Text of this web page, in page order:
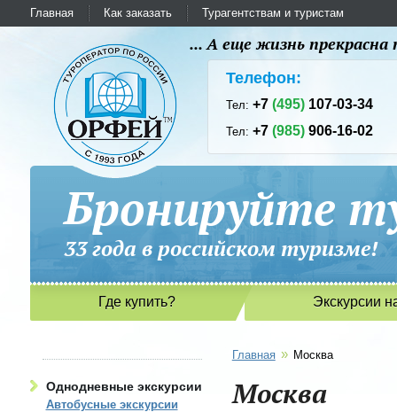
Главная Как заказать Турагентствам и туристам
... А еще жизнь
Телефон:
Тел:+7(495) 107-03-34
Тел:+7(985) 906-16-02
Бронируйте
33 года в российском
Где купить? Экскурсии
Однодневные экскурсии
Автобусные экскурсии
Главная » Москва
Москва